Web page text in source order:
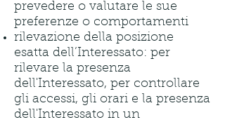
prevedere o valutare le sue
preferenze o comportamenti
rilevazione della posizione
esatta dell’Interessato: per
rilevare la presenza
dell'Interessato, per controllare
gli accessi, gli orari e la presenza
dell'Interessato in un